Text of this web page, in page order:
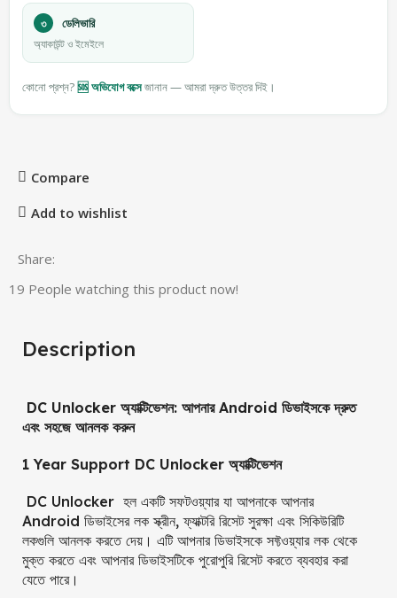
৩ ডেলিভারি
অ্যাকাউন্ট ও ইমেইলে
কোনো প্রশ্ন?🆘 অভিযোগ বক্সেজানান — আমরা দ্রুত উত্তর দিই।
Compare
Add to wishlist
Share:
19 People watching this product now!
Description
DC Unlocker অ্যাক্টিভেশন: আপনার Android ডিভাইসকে দ্রুত
এবং সহজে আনলক করুন
1 Year Support DC Unlocker অ্যাক্টিভেশন
DC Unlocker হল একটি সফটওয়্যার যা আপনাকে আপনার
Android ডিভাইসের লক স্ক্রীন, ফ্যাক্টরি রিসেট সুরক্ষা এবং সিকিউরিটি
লকগুলি আনলক করতে দেয়। এটি আপনার ডিভাইসকে সফ্টওয়্যার লক থেকে
মুক্ত করতে এবং আপনার ডিভাইসটিকে পুরোপুরি রিসেট করতে ব্যবহার করা
যেতে পারে।